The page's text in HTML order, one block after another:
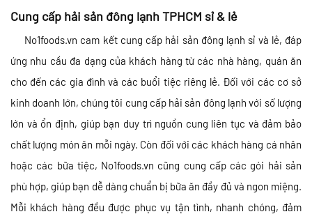
Cung cấp hải sản đông lạnh TPHCM sỉ & lẻ
No1foods.vn cam kết cung cấp hải sản đông lạnh sỉ và lẻ, đáp
ứng nhu cầu đa dạng của khách hàng từ các nhà hàng, quán ăn
cho đến các gia đình và các buổi tiệc riêng lẻ. Đối với các cơ sở
kinh doanh lớn, chúng tôi cung cấp hải sản đông lạnh với số lượng
lớn và ổn định, giúp bạn duy trì nguồn cung liên tục và đảm bảo
chất lượng món ăn mỗi ngày. Còn đối với các khách hàng cá nhân
hoặc các bữa tiệc, No1foods.vn cũng cung cấp các gói hải sản
phù hợp, giúp bạn dễ dàng chuẩn bị bữa ăn đầy đủ và ngon miệng.
Mỗi khách hàng đều được phục vụ tận tình, nhanh chóng, đảm